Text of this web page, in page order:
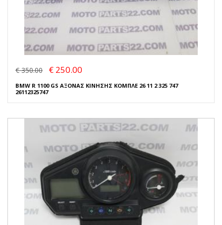
€ 350.00 € 250.00
BMW R 1100 GS ΑΞΟΝΑΣ ΚΙΝΗΣΗΣ ΚΟΜΠΛΕ 26 11 2 325 747
26112325747